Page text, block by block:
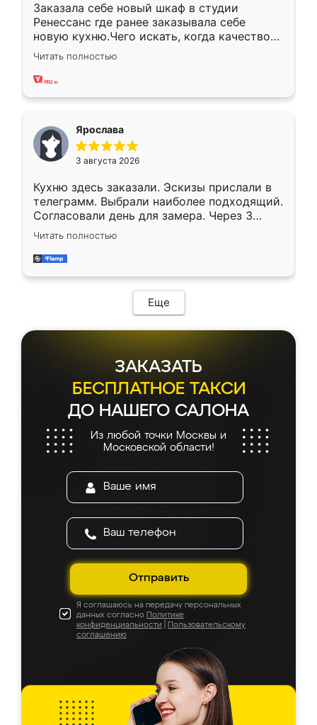
Заказала себе новый шкаф в студии
Ренессанс где ранее заказывала себе
новую кухню.Чего искать, когда качеством
вполне довольна. Служит кухня уже почти
два года, нареканий нет.
Читать полностью
Ярослава
3 августа 2026
Кухню здесь заказали. Эскизы прислали в
телеграмм. Выбрали наиболее подходящий.
Согласовали день для замера. Через 3
недели кухня была уже готова. Остались
довольны работой. Спасибо Ренессанс
мебель за качественную работу!
Читать полностью
Еще
ЗАКАЗАТЬ
БЕСПЛАТНОЕ ТАКСИ
ДО НАШЕГО САЛОНА
Из любой точки Москвы и
Московской области!
Отправить
Я соглашаюсь на передачу персональных
данных согласно Политике
конфиденциальности
Пользовательскому
соглашению